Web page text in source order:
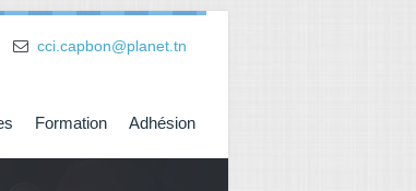
cci.capbon@planet.tn
Formation Adhésion